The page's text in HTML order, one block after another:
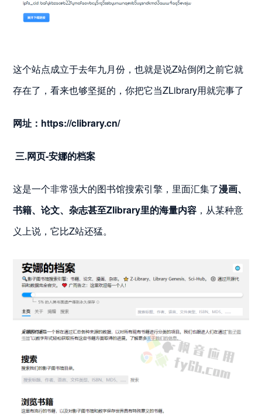
这个站点成立于去年九月份，也就是说Z站倒闭之前它就
存在了，看来也够坚挺的，你把它当ZLibrary用就完事了
网址： https://clibrary.cn/
三.网页-安娜的档案
这是一个非常强大的图书馆搜索引擎，里面汇集了漫画、
书籍、论文、杂志甚至Zlibrary里的海量内容 ，从某种意
义上说，它比Z站还猛。